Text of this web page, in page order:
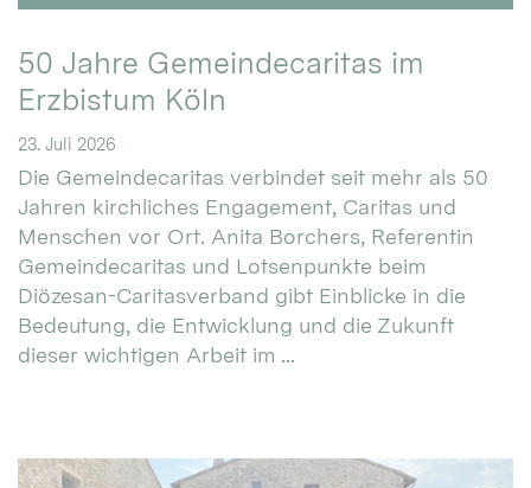
50 Jahre Gemeindecaritas im
Erzbistum Köln
23. Juli 2026
Die Gemeindecaritas verbindet seit mehr als 50
Jahren kirchliches Engagement, Caritas und
Menschen vor Ort. Anita Borchers, Referentin
Gemeindecaritas und Lotsenpunkte beim
Diözesan-Caritasverband gibt Einblicke in die
Bedeutung, die Entwicklung und die Zukunft
dieser wichtigen Arbeit im ...